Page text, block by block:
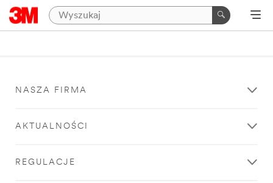
NASZA FIRMA
AKTUALNOŚCI
REGULACJE